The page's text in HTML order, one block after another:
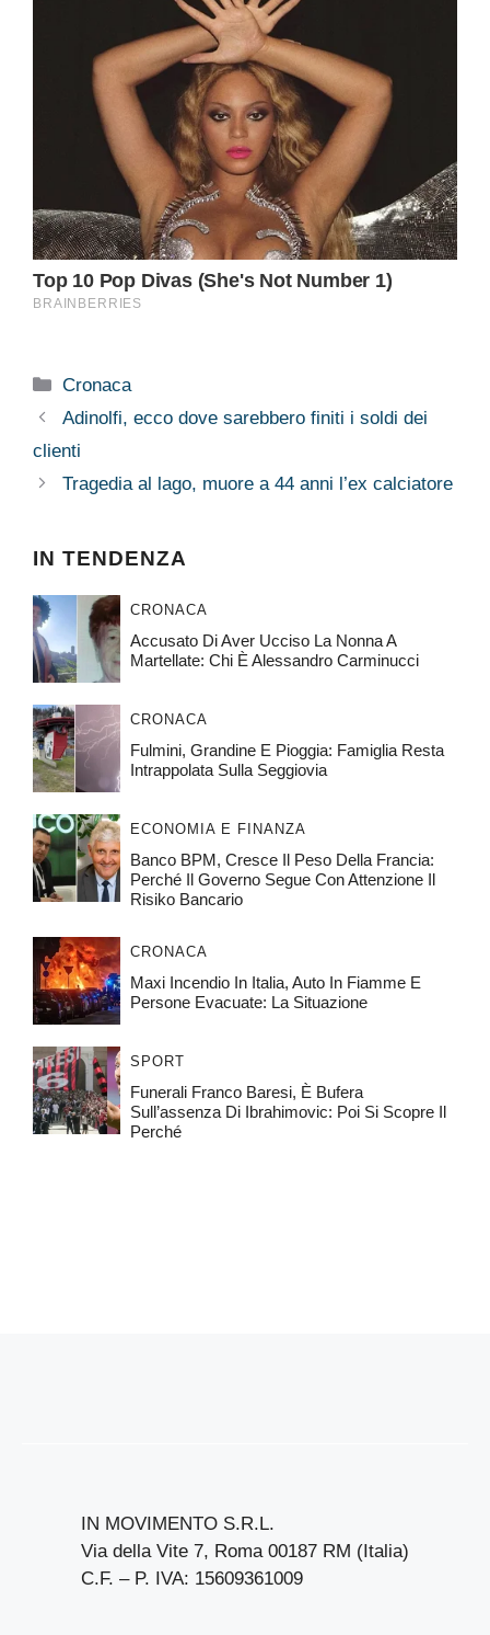
Categorie
Cronaca
Adinolfi, ecco dove sarebbero finiti i soldi dei
clienti
Tragedia al lago, muore a 44 anni l’ex calciatore
IN TENDENZA
CRONACA
Accusato Di Aver Ucciso La Nonna A
Martellate: Chi È Alessandro Carminucci
CRONACA
Fulmini, Grandine E Pioggia: Famiglia Resta
Intrappolata Sulla Seggiovia
ECONOMIA E FINANZA
Banco BPM, Cresce Il Peso Della Francia:
Perché Il Governo Segue Con Attenzione Il
Risiko Bancario
CRONACA
Maxi Incendio In Italia, Auto In Fiamme E
Persone Evacuate: La Situazione
SPORT
Funerali Franco Baresi, È Bufera
Sull’assenza Di Ibrahimovic: Poi Si Scopre Il
Perché
IN MOVIMENTO S.R.L.
Via della Vite 7, Roma 00187 RM (Italia)
C.F. – P. IVA: 15609361009